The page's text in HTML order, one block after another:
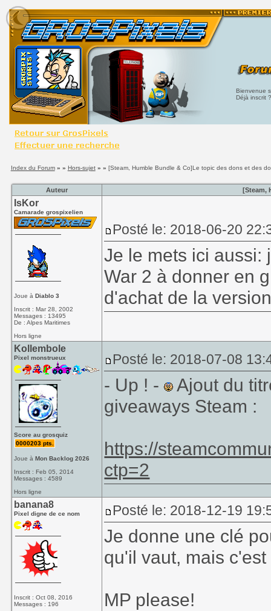
Bienvenue
Déjà inscrit
Index du Forum» » Hors-sujet» » [Steam, Humble Bundle & Co]Le topic des dons et des
Auteur [Steam,
IsKor
Camarade grospixelien
Joue àDiablo 3
Inscrit : Mar 28, 2002
Messages : 13495
De : Alpes Maritimes
Hors ligne
Posté le: 2018-06-20
Je le mets ici aussi:
War 2 à donner en
d'achat de la
Kollembole
Pixel monstrueux
Score au grosquiz
0000203 pts.
Joue àMon Backlog 2026
Inscrit : Feb 05, 2014
Messages : 4589
Hors ligne
Posté le: 2018-07-08
- Up ! -
Ajout du
giveaways Steam :
https://
ctp=2
banana8
Pixel digne de ce nom
Inscrit : Oct 08, 2016
Messages : 196
Posté le: 2018-12-19
Je donne une clé
qu'il vaut, mais
MP please!